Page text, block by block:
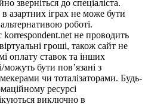
зверніться до спеціаліста.
азартних іграх не може бути
роботі.
не проводить
гроші, також сайт не
оплату ставок та інших
можуть бути пов’язані з
чи тоталізаторами. Будь-
ресурсі
виключно в